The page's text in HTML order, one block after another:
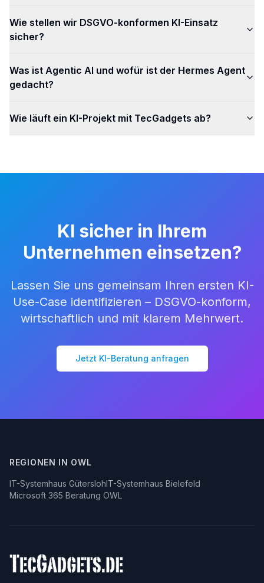
Wie stellen wir DSGVO-konformen KI-Einsatz
sicher?
Was ist Agentic AI und wofür ist der Hermes Agent
gedacht?
Wie läuft ein KI-Projekt mit TecGadgets ab?
KI sicher in Ihrem
Unternehmen einsetzen?
Lassen Sie uns gemeinsam Ihren ersten KI-
Use-Case identifizieren – DSGVO-konform,
wirtschaftlich und mit klarem Mehrwert.
Jetzt KI-Beratung anfragen
REGIONEN IN OWL
IT-Systemhaus GüterslohIT-Systemhaus Bielefeld
Microsoft 365 Beratung OWL